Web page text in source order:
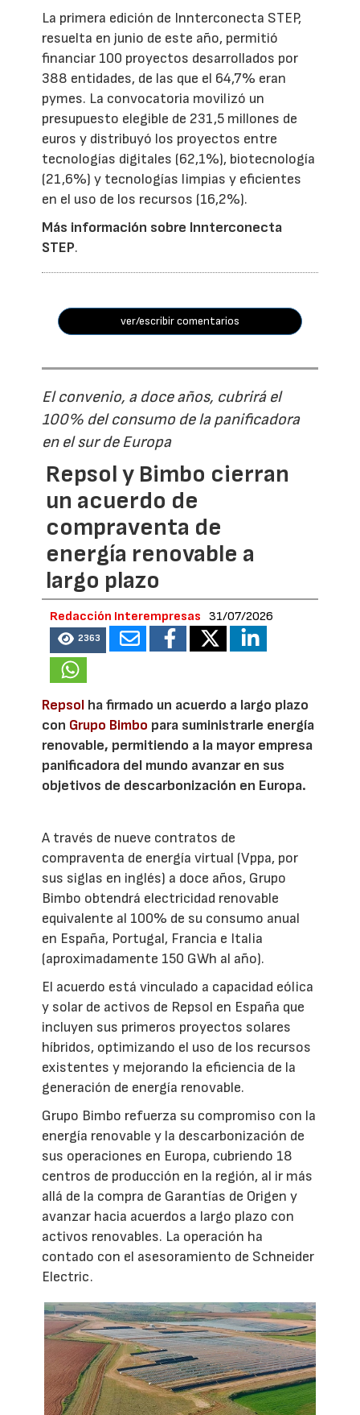
La primera edición de Innterconecta STEP,
resuelta en junio de este año, permitió
financiar 100 proyectos desarrollados por
388 entidades, de las que el 64,7% eran
pymes. La convocatoria movilizó un
presupuesto elegible de 231,5 millones de
euros y distribuyó los proyectos entre
tecnologías digitales (62,1%), biotecnología
(21,6%) y tecnologías limpias y eficientes
en el uso de los recursos (16,2%).
Más información sobre Innterconecta
STEP.
ver/escribir comentarios
El convenio, a doce años, cubrirá el
100% del consumo de la panificadora
en el sur de Europa
Repsol y Bimbo cierran
un acuerdo de
compraventa de
energía renovable a
largo plazo
Redacción Interempresas 31/07/2026
2363
Repsol ha firmado un acuerdo a largo plazo
con Grupo Bimbo para suministrarle energía
renovable, permitiendo a la mayor empresa
panificadora del mundo avanzar en sus
objetivos de descarbonización en Europa.
A través de nueve contratos de
compraventa de energía virtual (Vppa, por
sus siglas en inglés) a doce años, Grupo
Bimbo obtendrá electricidad renovable
equivalente al 100% de su consumo anual
en España, Portugal, Francia e Italia
(aproximadamente 150 GWh al año).
El acuerdo está vinculado a capacidad eólica
y solar de activos de Repsol en España que
incluyen sus primeros proyectos solares
híbridos, optimizando el uso de los recursos
existentes y mejorando la eficiencia de la
generación de energía renovable.
Grupo Bimbo refuerza su compromiso con la
energía renovable y la descarbonización de
sus operaciones en Europa, cubriendo 18
centros de producción en la región, al ir más
allá de la compra de Garantías de Origen y
avanzar hacia acuerdos a largo plazo con
activos renovables. La operación ha
contado con el asesoramiento de Schneider
Electric.